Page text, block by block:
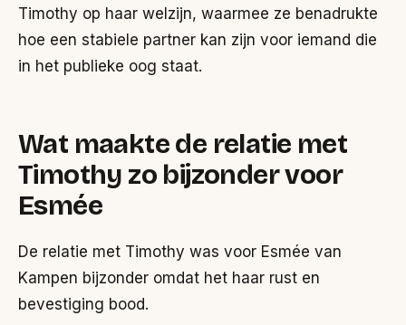
Timothy op haar welzijn, waarmee ze benadrukte
hoe een stabiele partner kan zijn voor iemand die
in het publieke oog staat.
Wat maakte de relatie met
Timothy zo bijzonder voor
Esmée
De relatie met Timothy was voor Esmée van
Kampen bijzonder omdat het haar rust en
bevestiging bood.